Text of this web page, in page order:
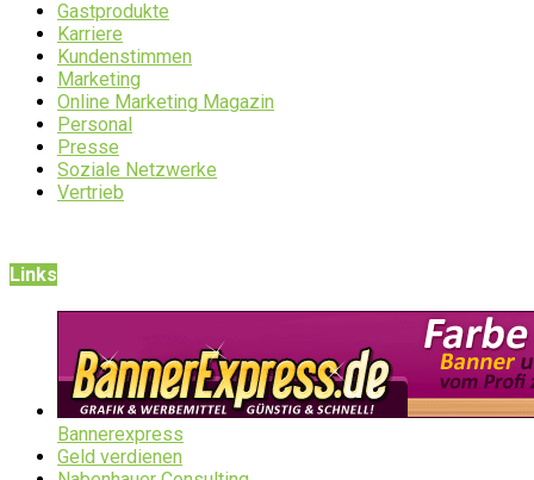
Gastprodukte
Karriere
Kundenstimmen
Marketing
Online Marketing Magazin
Personal
Presse
Soziale Netzwerke
Vertrieb
Links
Bannerexpress
Geld verdienen